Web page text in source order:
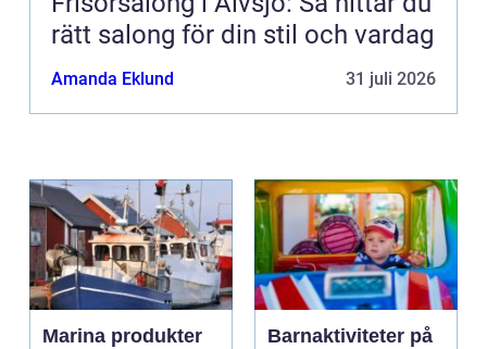
rätt salong för din stil och vardag
Amanda Eklund 31 juli 2026
Marina produkter
Barnaktiviteter på